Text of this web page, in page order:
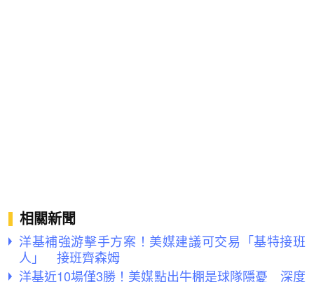
相關新聞
洋基補強游擊手方案！美媒建議可交易「基特接班
人」 接班齊森姆
洋基近10場僅3勝！美媒點出牛棚是球隊隱憂 深度